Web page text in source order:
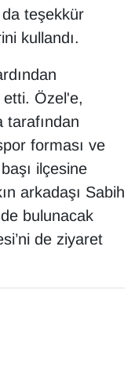
da teşekkür
kullandı.
etti. Özel'e,
tarafından
forması ve
ilçesine
arkadaşı Sabih
bulunacak
de ziyaret